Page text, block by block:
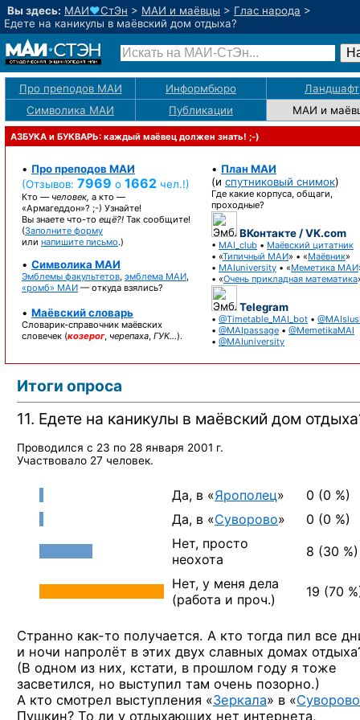
Вы здесь: МАИ♥СтЭн > МАИ и маёвцы > Глас народа >
Едете на каникулы в маёвский дом отдыха?
Про преподов МАИ Информбюро
Ландшафт
Символика МАИ
Публикации МАИ и
АЗБУКА и БУКВАРЬ: каждый маёвец должен знать! ;-)
• Про преподов МАИ
(Отзывов: 7969 о 1662 чел.!)
Кто — человек, а кто —
«Армагеддон»? ;-) Узнайте!
Вы знаете что-то ещё?! Так сообщите!
(Заполните форму
или напишите письмо.)
• Символика МАИ
Эмблемы факультетов, эмблема МАИ,
«ромб» МАИ — откуда взялись?
• Маёвский словарь
Словарик-справочник маёвских
словечек (козерог, черепаха, ГУК…).
• План МАИ
(и спутниковый снимок)
Где какие корпуса, общаги,
проходные?
ВКонтакте / VK.com
• MAI_club • Маёвский цитатник
• «Типичный МАИ» • «Маёвник»
• MAIuniversity • «Меметика МАИ
• «Очень прикладная математика
Telegram
• @Timetable_MAI_bot •
• @MAIpassage • @MemetikaMAI
• @MAIuniversity
Итоги опроса
11. Едете на каникулы в маёвский дом
Проводился с 23 по 28 января 2001 г.
Участвовало 27 человек.
Да, в «Ярополец»
0 (0 %)
Да, в «Суворово»
0 (0 %)
Нет, просто
неохота
8 (30 %)
Нет, у меня дела
(работа и проч.) 19 (70
Странно как-то получается. А кто тогда пил все
и ночи напролёт в этих двух славных домах
(В одном из них, кстати, в прошлом году я тоже
засветился, но выступил там очень позорно.)
А кто смотрел выступления «Зеркала» в «Суворово
Пушкин? То ли у отдыхающих нет интернета,